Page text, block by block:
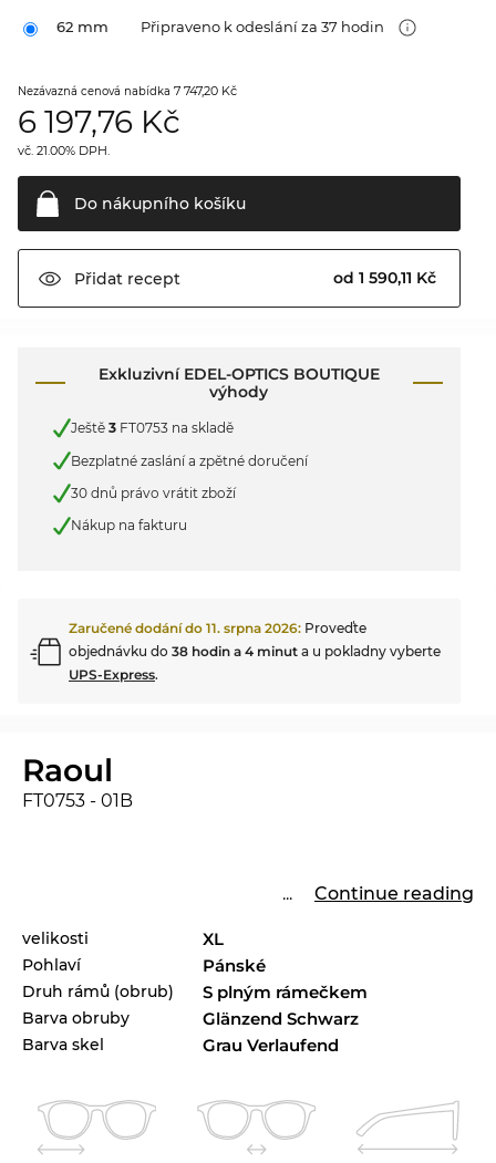
62 mm Připraveno k odeslání za 37 hodin
Nezávazná cenová nabídka 7 747,20 Kč
6 197,76 Kč
vč. 21.00% DPH.
Do nákupního košíku
Přidat recept od 1 590,11 Kč
Exkluzivní EDEL-OPTICS BOUTIQUE
výhody
Ještě 3 FT0753 na skladě
Bezplatné zaslání a zpětné doručení
30 dnů právo vrátit zboží
Nákup na fakturu
Zaručené dodání do 11. srpna 2026: Proveďte
objednávku do 38 hodin a 4 minut a u pokladny vyberte
UPS-Express.
Raoul
FT0753 - 01B
... Continue reading
velikosti XL
Pohlaví Pánské
Druh rámů (obrub) S plným rámečkem
Barva obruby Glänzend Schwarz
Barva skel Grau Verlaufend